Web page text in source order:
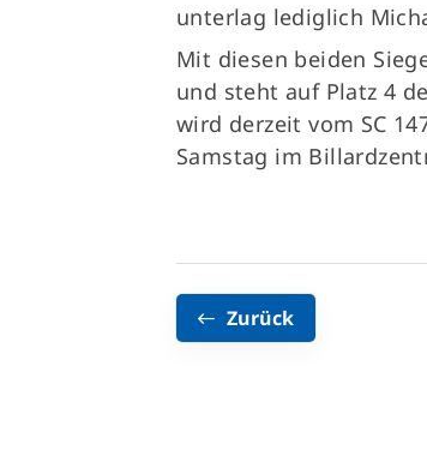
unterlag lediglich
Mit diesen beiden
und steht auf Platz 4
wird derzeit vom SC
Samstag im
Zurück